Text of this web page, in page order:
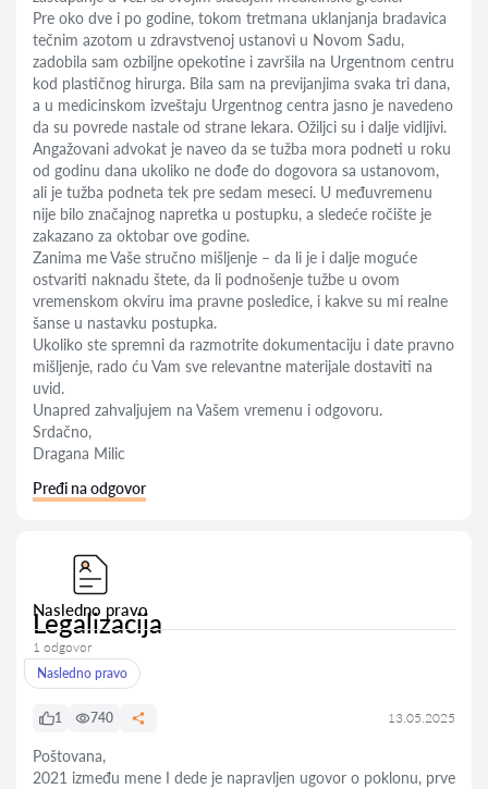
Pre oko dve i po godine, tokom tretmana uklanjanja bradavica
tečnim azotom u zdravstvenoj ustanovi u Novom Sadu,
zadobila sam ozbiljne opekotine i završila na Urgentnom centru
kod plastičnog hirurga. Bila sam na previjanjima svaka tri dana,
a u medicinskom izveštaju Urgentnog centra jasno je navedeno
da su povrede nastale od strane lekara. Ožiljci su i dalje vidljivi.
Angažovani advokat je naveo da se tužba mora podneti u roku
od godinu dana ukoliko ne dođe do dogovora sa ustanovom,
ali je tužba podneta tek pre sedam meseci. U međuvremenu
nije bilo značajnog napretka u postupku, a sledeće ročište je
zakazano za oktobar ove godine.
Zanima me Vaše stručno mišljenje – da li je i dalje moguće
ostvariti naknadu štete, da li podnošenje tužbe u ovom
vremenskom okviru ima pravne posledice, i kakve su mi realne
šanse u nastavku postupka.
Ukoliko ste spremni da razmotrite dokumentaciju i date pravno
mišljenje, rado ću Vam sve relevantne materijale dostaviti na
uvid.
Unapred zahvaljujem na Vašem vremenu i odgovoru.
Srdačno,
Dragana Milic
Pređi na odgovor
Nasledno pravo
Legalizacija
1 odgovor
Nasledno pravo
1 740 13.05.2025
Poštovana,
2021 između mene I dede je napravljen ugovor o poklonu, prve